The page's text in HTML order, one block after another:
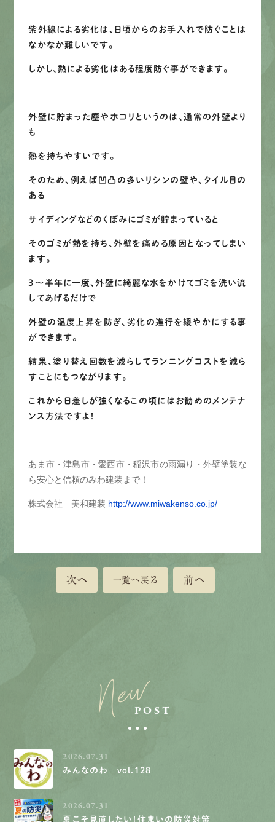
紫外線による劣化は、日頃からのお手入れで防ぐことは
なかなか難しいです。
しかし、熱による劣化はある程度防ぐ事ができます。
外壁に貯まった塵やホコリというのは、通常の外壁より
も
熱を持ちやすいです。
そのため、例えば凹凸の多いリシンの壁や、タイル目の
ある
サイディングなどのくぼみにゴミが貯まっていると
そのゴミが熱を持ち、外壁を痛める原因となってしまい
ます。
３～半年に一度、外壁に綺麗な水をかけてゴミを洗い流
してあげるだけで
外壁の温度上昇を防ぎ、劣化の進行を緩やかにする事
ができます。
結果、塗り替え回数を減らしてランニングコストを減ら
すことにもつながります。
これから日差しが強くなるこの頃にはお勧めのメンテナ
ンス方法ですよ！
あま市・津島市・愛西市・稲沢市の雨漏り・外壁塗装な
ら安心と信頼のみわ建装まで！
株式会社 美和建装 http://www.miwakenso.co.jp/
次へ 一覧へ戻る 前へ
NewPOST
2026.07.31
みんなのわ vol.128
2026.07.31
夏こそ見直したい！住まいの防災対策